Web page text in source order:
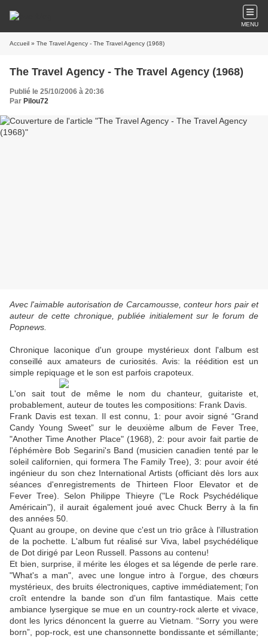
MENU
Accueil » The Travel Agency - The Travel Agency (1968)
The Travel Agency - The Travel Agency (1968)
Publié le 25/10/2006 à 20:36
Par Pilou72
Avec l'aimable autorisation de Carcamousse, conteur hors pair et
auteur de cette chronique, publiée initialement sur le forum de
Popnews.
Chronique laconique d'un groupe mystérieux dont l'album est
conseillé aux amateurs de curiosités. Avis: la réédition est un
simple repiquage et le son est parfois crapoteux.
L'on sait tout de même le nom du chanteur, guitariste et,
probablement, auteur de toutes les compositions: Frank Davis.
Frank Davis est texan. Il est connu, 1: pour avoir signé “Grand
Candy Young Sweet” sur le deuxième album de Fever Tree,
"Another Time Another Place" (1968), 2: pour avoir fait partie de
l'éphémère Bob Segarini's Band (musicien canadien tenté par le
soleil californien, qui formera The Family Tree), 3: pour avoir été
ingénieur du son chez International Artists (officiant dès lors aux
séances d'enregistrements de Thirteen Floor Elevator et de
Fever Tree). Selon Philippe Thieyre ("Le Rock Psychédélique
Américain"), il aurait également joué avec Chuck Berry à la fin
des années 50.
Quant au groupe, on devine que c'est un trio grâce à l'illustration
de la pochette. L'album fut réalisé sur Viva, label psychédélique
de Dot dirigé par Leon Russell. Passons au contenu!
Et bien, surprise, il mérite les éloges et sa légende de perle rare.
"What's a man", avec une longue intro à l'orgue, des chœurs
mystérieux, des bruits électroniques, captive immédiatement; l'on
croît entendre la bande son d'un film fantastique. Mais cette
ambiance lysergique se mue en un country-rock alerte et vivace,
dont les lyrics dénoncent la guerre au Vietnam. “Sorry you were
born”, pop-rock, est une chansonnette bondissante et sémillante;